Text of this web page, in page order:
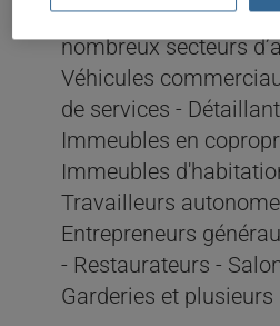
d'adresser vos
nombreux secteurs
Véhicules
de services -
Immeubles en
Immeubles
Travailleurs
Entrepreneurs
- Restaurateurs -
Garderies et